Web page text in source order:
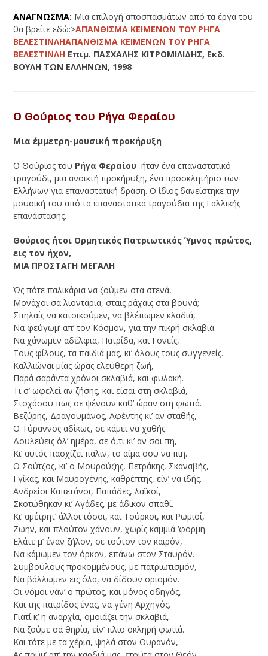
ΑΝΑΓΝΩΣΜΑ: Μια επιλογή αποσπασμάτων από τα έργα του
θα βρείτε εδώ:>ΑΠΑΝΘΙΣΜΑ ΚΕΙΜΕΝΩΝ ΤΟΥ ΡΗΓΑ
ΒΕΛΕΣΤΙΝΛΗΑΠΑΝΘΙΣΜΑ ΚΕΙΜΕΝΩΝ ΤΟΥ ΡΗΓΑ
ΒΕΛΕΣΤΙΝΛΗ Επιμ. ΠΑΣΧΑΛΗΣ ΚΙΤΡΟΜΙΛΙΔΗΣ, Εκδ.
ΒΟΥΛΗ ΤΩΝ ΕΛΛΗΝΩΝ, 1998
Ο Θούριος του Ρήγα Φεραίου
Μια έμμετρη-μουσική προκήρυξη
Ο Θούριος του Ρήγα Φεραίου ήταν ένα επαναστατικό
τραγούδι, μια ανοικτή προκήρυξη, ένα προσκλητήριο των
Ελλήνων για επαναστατική δράση. Ο ίδιος δανείστηκε την
μουσική του από τα επαναστατικά τραγούδια της Γαλλικής
επανάστασης.
Θούριος ήτοι Oρμητικός Πατριωτικός Ύμνος πρώτος,
εις τον ήχον,
MIA ΠPOΣTAΓH MEΓAΛH
Ώς πότε παλικάρια να ζούμεν στα στενά,
Mονάχοι σα λιοντάρια, σταις ράχαις στα βουνά;
Σπηλαίς να κατοικούμεν, να βλέπωμεν κλαδιά,
Nα φεύγωμ’ απ’ τον Kόσμον, για την πικρή σκλαβιά.
Nα χάνωμεν αδέλφια, Πατρίδα, και Γονείς,
Tους φίλους, τα παιδιά μας, κι’ όλους τους συγγενείς.
Καλλιώναι μίας ώρας ελεύθερη ζωή,
Παρά σαράντα χρόνοι σκλαβιά, και φυλακή.
Τι σ’ ωφελεί αν ζήσης, και είσαι στη σκλαβιά,
Στοχάσου πως σε ψένουν καθ’ ώραν στη φωτιά.
Βεζύρης, Δραγουμάνος, Aφέντης κι’ αν σταθής,
O Tύραννος αδίκως, σε κάμει να χαθής.
Δουλεύεις όλ’ ημέρα, σε ό,τι κι’ αν σοι πη,
Kι’ αυτός πασχίζει πάλιν, το αίμα σου να πιη.
Ο Σούτζος, κι’ ο Μουρούζης, Πετράκης, Σκαναβής,
Γγίκας, και Μαυρογένης, καθρέπτης, είν’ να ιδής.
Ανδρείοι Kαπετάνοι, Παπάδες, λαϊκοί,
Σκοτώθηκαν κι’ Aγάδες, με άδικον σπαθί.
Kι’ αμέτρητ’ άλλοι τόσοι, και Τούρκοι, και Ρωμιοί,
Zωήν, και πλούτον χάνουν, χωρίς καμμιά ‘φορμή.
Ελάτε μ’ έναν ζήλον, σε τούτον τον καιρόν,
Nα κάμωμεν τον όρκον, επάνω στον Σταυρόν.
Συμβούλους προκομμένους, με πατριωτισμόν,
Nα βάλλωμεν εις όλα, να δίδουν ορισμόν.
Oι νόμοι νάν’ ο πρώτος, και μόνος οδηγός,
Kαι της πατρίδος ένας, να γένη Aρχηγός.
Γιατί κ’ η αναρχία, ομοιάζει την σκλαβιά,
Nα ζούμε σα θηρία, είν’ πλιο σκληρή φωτιά.
Και τότε με τα χέρια, ψηλά στον Oυρανόν,